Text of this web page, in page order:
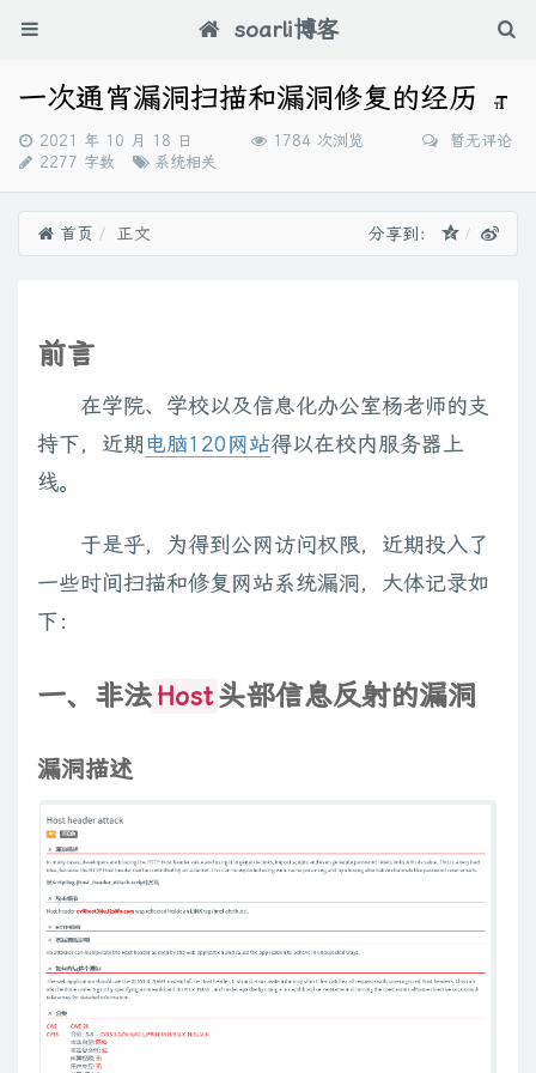
soarli博客
一次通宵漏洞扫描和漏洞修复的经历
发
布
2021 年 10 月 18 日 1784 次浏览
暂无评论
2277 字数
分
系统相关
首页 正文 分享到：
前言
在学院、学校以及信息化办公室杨老师的支
持下，近期电脑120网站得以在校内服务器上
线。
于是乎，为得到公网访问权限，近期投入了
一些时间扫描和修复网站系统漏洞，大体记录如
下：
一、非法 Host 头部信息反射的漏洞
漏洞描述